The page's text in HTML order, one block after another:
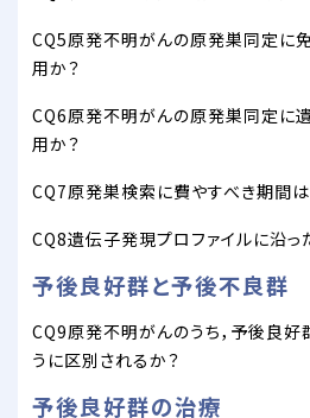
CQ5原発不明がんの原発巣同定に
用か？
CQ6原発不明がんの原発巣同定に
用か？
CQ7原発巣検索に費やすべき期間
CQ8遺伝子発現プロファイルに沿っ
予後良好群と予後不良群
CQ9原発不明がんのうち，予後良
うに区別されるか？
予後良好群の治療